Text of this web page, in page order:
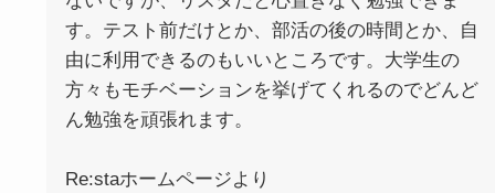
す。テスト前だけとか、部活の後の時間とか、自
由に利用できるのもいいところです。大学生の
方々もモチベーションを挙げてくれるのでどんど
ん勉強を頑張れます。
Re:staホームページより